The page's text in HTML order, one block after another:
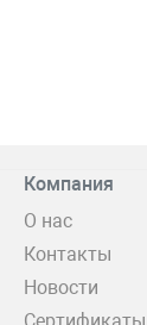
Компания
О нас
Контакты
Новости